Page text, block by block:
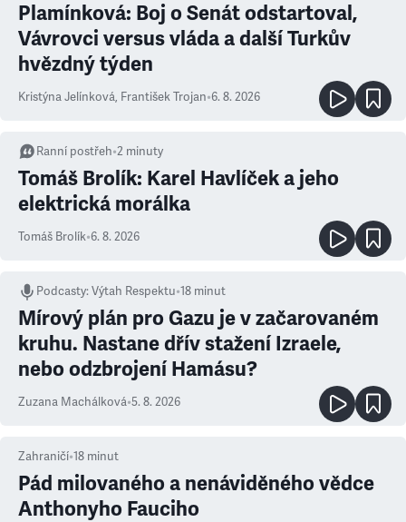
Plamínková: Boj o Senát odstartoval,
Vávrovci versus vláda a další Turkův
hvězdný týden
Kristýna Jelínková, František Trojan•6. 8. 2026
Ranní postřeh•2 minuty
Tomáš Brolík: Karel Havlíček a jeho
elektrická morálka
Tomáš Brolík•6. 8. 2026
Podcasty:Výtah Respektu•18 minut
Mírový plán pro Gazu je v začarovaném
kruhu. Nastane dřív stažení Izraele,
nebo odzbrojení Hamásu?
Zuzana Machálková•5. 8. 2026
Zahraničí•18 minut
Pád milovaného a nenáviděného vědce
Anthonyho Fauciho